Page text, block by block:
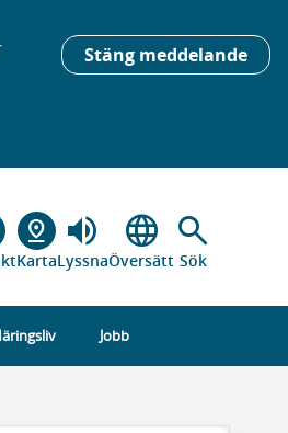
Stäng meddelande
pin_drop
Karta
volume_up
Lyssna
language
Översätt
search
Sök
Jobb